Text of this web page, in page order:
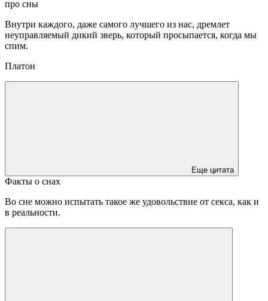
про сны
Внутри каждого, даже самого лучшего из нас, дремлет
неуправляемый дикий зверь, который просыпается, когда мы
спим.
Платон
Еще цитата
Факты о снах
Во сне можно испытать такое же удовольствие от секса, как и
в реальности.